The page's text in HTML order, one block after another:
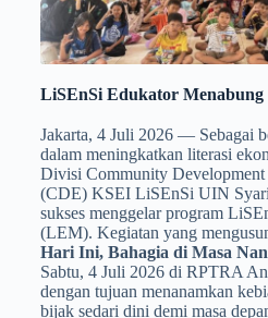
LiSEnSi Edukator
Jakarta, 4 Juli 2026 — Sebagai
dalam meningkatkan literasi
Divisi Community Development
(CDE) KSEI LiSEnSi UIN
sukses menggelar program
(LEM). Kegiatan yang
Hari Ini, Bahagia di Masa
Sabtu, 4 Juli 2026 di RPTRA
dengan tujuan menanamkan
bijak sedari dini demi masa